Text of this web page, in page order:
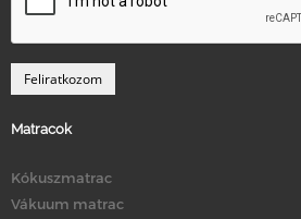
Matracok
Kókuszmatrac
Vákuum matrac